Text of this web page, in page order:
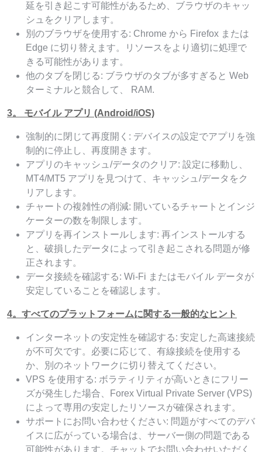
延を引き起こす可能性があるため、ブラウザのキャッ
シュをクリアします。
別のブラウザを使用する: Chrome から Firefox または
Edge に切り替えます。リソースをより適切に処理で
きる可能性があります。
他のタブを閉じる: ブラウザのタブが多すぎると Web
ターミナルと競合して、 RAM.
3。 モバイル アプリ (Android/iOS)
強制的に閉じて再度開く: デバイスの設定でアプリを強
制的に停止し、再度開きます。
アプリのキャッシュ/データのクリア: 設定に移動し、
MT4/MT5 アプリを見つけて、キャッシュ/データをク
リアします。
チャートの複雑性の削減: 開いているチャートとインジ
ケーターの数を制限します。
アプリを再インストールします: 再インストールする
と、破損したデータによって引き起こされる問題が修
正されます。
データ接続を確認する: Wi-Fi またはモバイル データが
安定していることを確認します。
4。すべてのプラットフォームに関する一般的なヒント
インターネットの安定性を確認する: 安定した高速接続
が不可欠です。必要に応じて、有線接続を使用する
か、別のネットワークに切り替えてください。
VPS を使用する: ボラティリティが高いときにフリー
ズが発生した場合、Forex Virtual Private Server (VPS)
によって専用の安定したリソースが確保されます。
サポートにお問い合わせください: 問題がすべてのデバ
イスに広がっている場合は、サーバー側の問題である
可能性があります。チャットでお問い合わせいただく